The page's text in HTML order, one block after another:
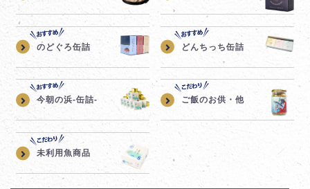
のどぐろ缶詰 どんちっち缶詰
今朝の浜-缶詰- ご飯のお供・他
未利用魚商品